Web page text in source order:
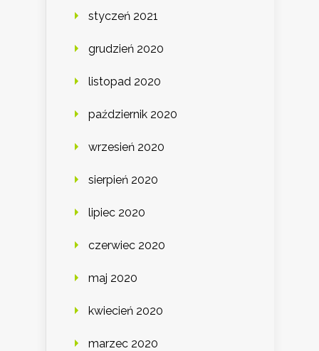
styczeń 2021
grudzień 2020
listopad 2020
październik 2020
wrzesień 2020
sierpień 2020
lipiec 2020
czerwiec 2020
maj 2020
kwiecień 2020
marzec 2020